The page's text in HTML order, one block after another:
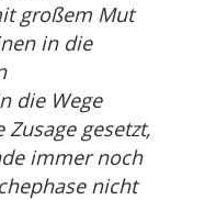
großem Mut
in die
die Wege
gesetzt,
immer noch
nicht